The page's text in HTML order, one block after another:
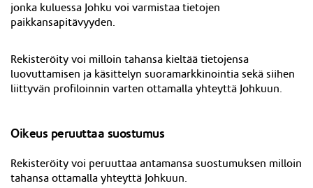
jonka kuluessa Johku voi varmistaa tietojen
paikkansapitävyyden.
Rekisteröity voi milloin tahansa kieltää tietojensa
luovuttamisen ja käsittelyn suoramarkkinointia sekä siihen
liittyvän profiloinnin varten ottamalla yhteyttä Johkuun.
Oikeus peruuttaa suostumus
Rekisteröity voi peruuttaa antamansa suostumuksen milloin
tahansa ottamalla yhteyttä Johkuun.